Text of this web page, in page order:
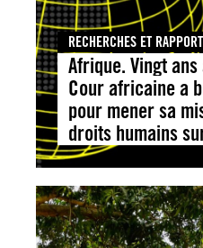
RECHERCHES ET
Afrique. Vingt
Cour africaine a
pour mener sa
droits humains